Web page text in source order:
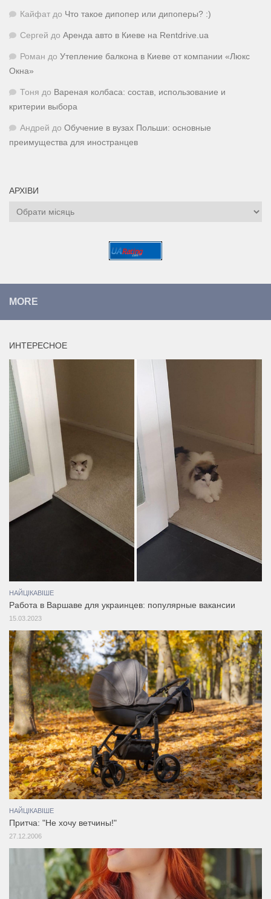
Кайфат до Что такое дипопер или дипоперы? :)
Сергей до Аренда авто в Киеве на Rentdrive.ua
Роман до Утепление балкона в Киеве от компании «Люкс
Окна»
Тоня до Вареная колбаса: состав, использование и
критерии выбора
Андрей до Обучение в вузах Польши: основные
преимущества для иностранцев
АРХІВИ
Архіви
MORE
ИНТЕРЕСНОЕ
НАЙЦІКАВІШЕ
Работа в Варшаве для украинцев: популярные вакансии
15.03.2023
НАЙЦІКАВІШЕ
Притча: "Не хочу ветчины!"
27.12.2006